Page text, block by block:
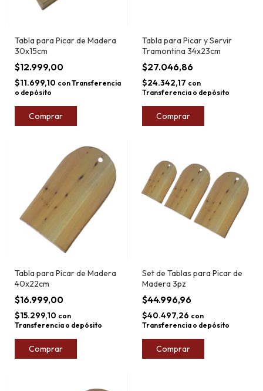
Tabla para Picar de Madera
30x15cm
$12.999,00
$11.699,10 conTransferencia
o depósito
Comprar
Tabla para Picar y Servir
Tramontina 34x23cm
$27.046,86
$24.342,17 con
Transferencia o depósito
Comprar
Tabla para Picar de Madera
40x22cm
$16.999,00
$15.299,10 con
Transferencia o depósito
Comprar
Set de Tablas para Picar de
Madera 3pz
$44.996,96
$40.497,26 con
Transferencia o depósito
Comprar